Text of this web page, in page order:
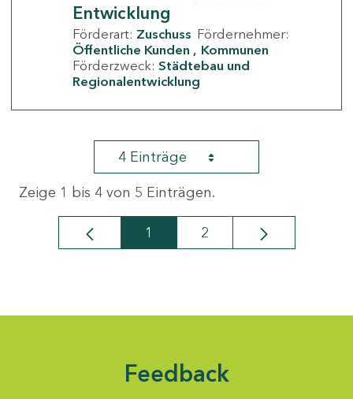
Entwicklung
Förderart: Zuschuss Fördernehmer:
Öffentliche Kunden
Kommunen
Förderzweck: Städtebau und
Regionalentwicklung
4 Einträge
Zeige 1 bis 4 von 5 Einträgen.
Seite
1 Seite
2
Feedback